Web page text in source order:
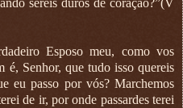
Esposo meu, como vos
é, Senhor, que tudo isso quereis
eu passo por vós? Marchemos
de ir, por onde passardes terei